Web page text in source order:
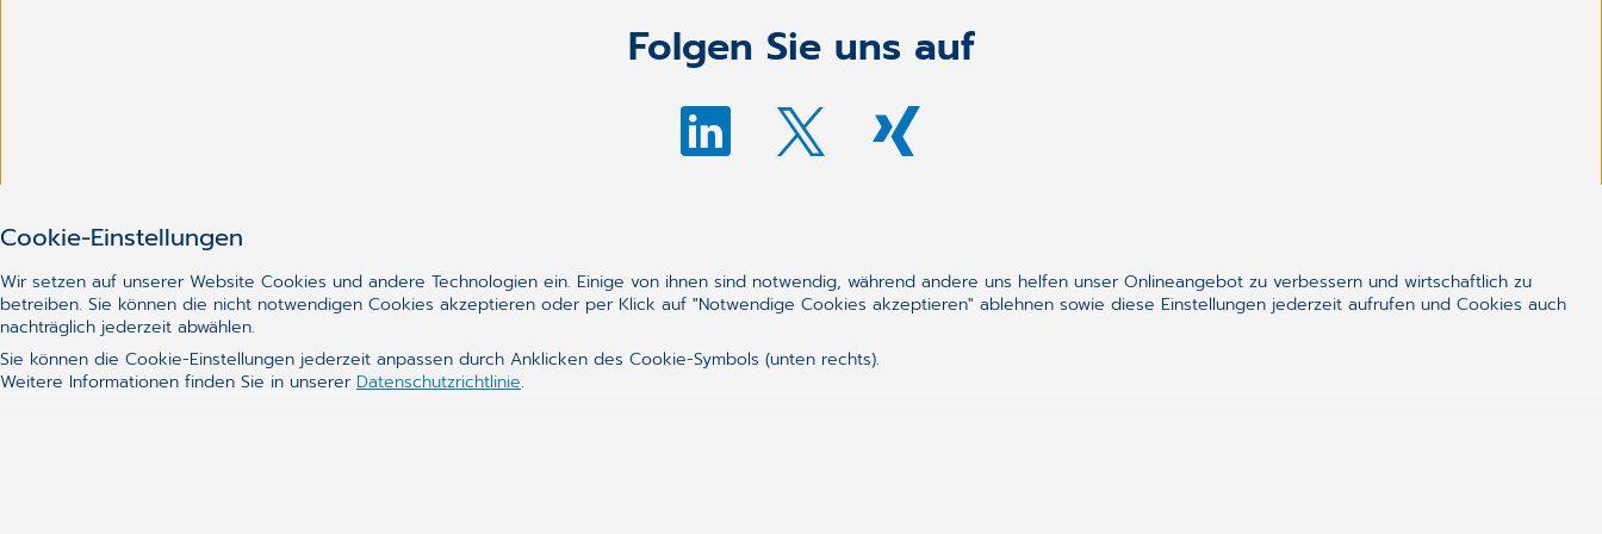
Folgen Sie uns auf
Über CGM
Karriere
Servicewelt
CGM in der Schweiz
Synchronizing Healthcare
Wir fördern den Dialog im Gesundheitswesen und sorgen dafür, Kosten
sinnvoll einzusparen. Jeder Mensch soll mit Hilfe von IT vom medizinischen
Fortschritt profitieren.
Cookie-Einstellungen
Wir setzen auf unserer Website Cookies und andere Technologien ein. Einige von ihnen sind notwendig, während andere uns helfen unser Onlineangebot zu verbessern und wirtschaftlich zu
betreiben. Sie können die nicht notwendigen Cookies akzeptieren oder per Klick auf "Notwendige Cookies akzeptieren" ablehnen sowie diese Einstellungen jederzeit aufrufen und Cookies auch
nachträglich jederzeit abwählen.
Sie können die Cookie-Einstellungen jederzeit anpassen durch Anklicken des Cookie-Symbols (unten rechts).
Weitere Informationen finden Sie in unserer Datenschutzrichtlinie.